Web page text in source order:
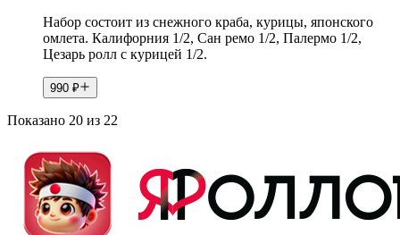
Набор состоит из снежного краба, курицы, японского
омлета. Калифорния 1/2, Сан ремо 1/2, Палермо 1/2,
Цезарь ролл с курицей 1/2.
990 ₽
Показано 20 из 22